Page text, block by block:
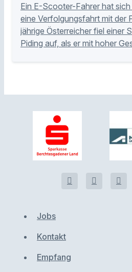
Ein E-Scooter-Fahrer hat
eine Verfolgungsfahrt mit der
jährige Österreicher fiel einer
Piding auf, als er mit hoher
Jobs
Kontakt
Empfang